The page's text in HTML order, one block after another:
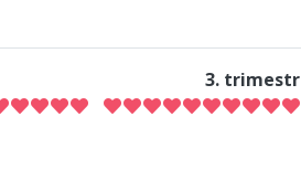
3. trimestr